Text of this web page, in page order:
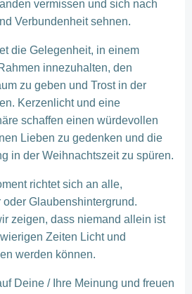
vermissen und sich nach
Verbundenheit sehnen.
die Gelegenheit, in einem
innezuhalten, den
zu geben und Trost in der
Kerzenlicht und eine
schaffen einen würdevollen
Lieben zu gedenken und die
in der Weihnachtszeit zu spüren.
richtet sich an alle,
Glaubenshintergrund.
zeigen, dass niemand allein ist
Zeiten Licht und
werden können.
Deine / Ihre Meinung und freuen